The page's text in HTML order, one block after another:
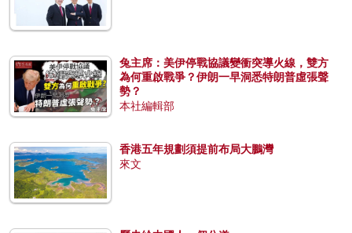
兔主席：美伊停戰協議變衝突導火線，雙方
為何重啟戰爭？伊朗一早洞悉特朗普虛張聲
勢？
本社編輯部
香港五年規劃須提前布局大鵬灣
來文